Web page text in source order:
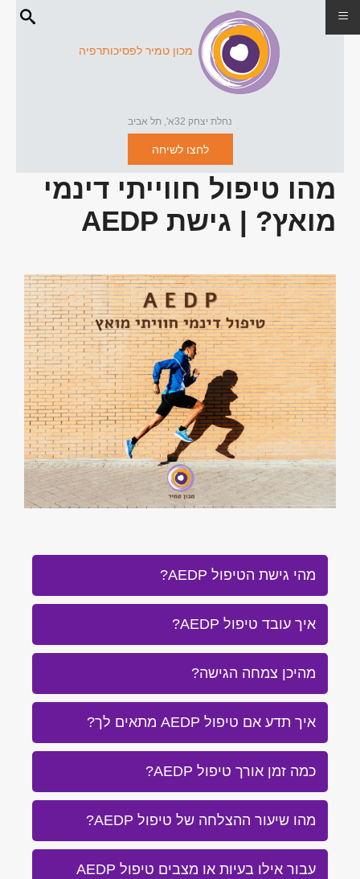
מכון טמיר לפסיכותרפיה
נחלת יצחק 32א', תל אביב
לחצו לשיחה
מהו טיפול חווייתי דינמי
מואץ? | גישת AEDP
מהי גישת הטיפול AEDP?
איך עובד טיפול AEDP?
מהיכן צמחה הגישה?
איך תדע אם טיפול AEDP מתאים לך?
כמה זמן אורך טיפול AEDP?
מהו שיעור ההצלחה של טיפול AEDP?
עבור אילו בעיות או מצבים טיפול AEDP
≡